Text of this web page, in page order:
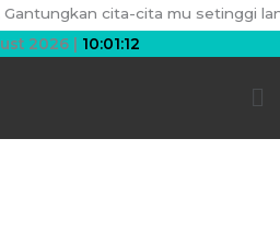
cita-cita mu setinggi
2026 | 10:01:12